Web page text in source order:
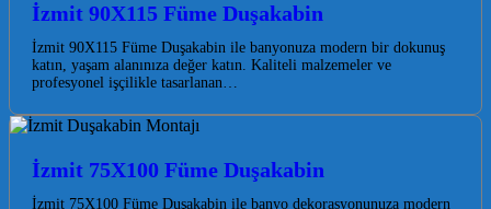
İzmit 90X115 Füme Duşakabin
İzmit 90X115 Füme Duşakabin ile banyonuza modern bir dokunuş
katın, yaşam alanınıza değer katın. Kaliteli malzemeler ve
profesyonel işçilikle tasarlanan…
İzmit 75X100 Füme Duşakabin
İzmit 75X100 Füme Duşakabin ile banyo dekorasyonunuza modern